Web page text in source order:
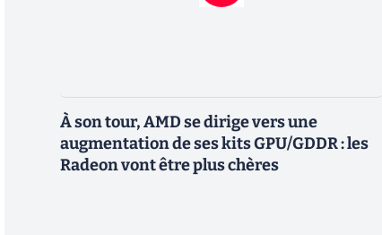
À son tour, AMD se dirige vers une
augmentation de ses kits GPU/GDDR : les
Radeon vont être plus chères